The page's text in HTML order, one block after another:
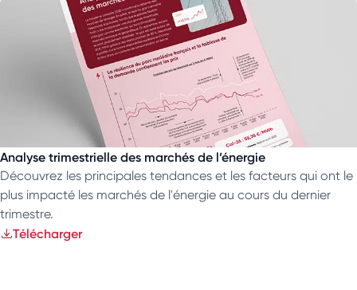
Analyse trimestrielle des marchés de l’énergie
Découvrez les principales tendances et les facteurs qui ont le
plus impacté les marchés de l'énergie au cours du dernier
trimestre.
Télécharger